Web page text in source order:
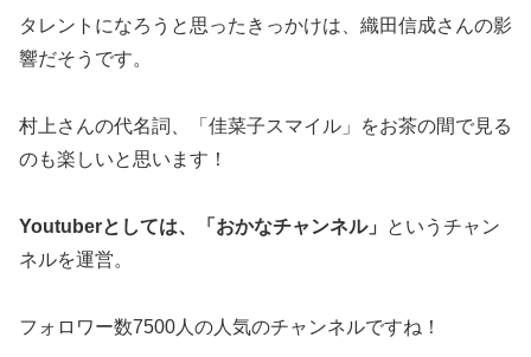
タレントになろうと思ったきっかけは、織田信成さんの影
響だそうです。
村上さんの代名詞、「佳菜子スマイル」をお茶の間で見る
のも楽しいと思います！
Youtuberとしては、「おかなチャンネル」
というチャン
ネルを運営。
フォロワー数7500人の人気のチャンネルですね！